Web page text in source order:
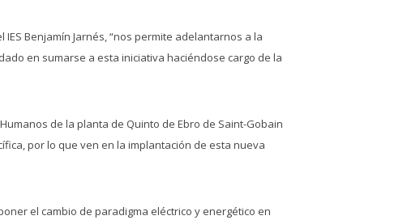
Benjamín Jarnés, “nos permite adelantarnos a la
en sumarse a esta iniciativa haciéndose cargo de la
de la planta de Quinto de Ebro de Saint-Gobain
por lo que ven en la implantación de esta nueva
el cambio de paradigma eléctrico y energético en